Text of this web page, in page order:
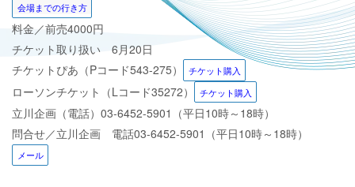
会場までの行き方
料金／前売4000円
チケット取り扱い 6月20日
チケットぴあ（Pコード543-275）
チケット購入
ローソンチケット（Lコード35272） チケット購入
立川企画（電話） 03-6452-5901（平日10時～18時）
問合せ／立川企画 電話03-6452-5901（平日10時～18時）
メール